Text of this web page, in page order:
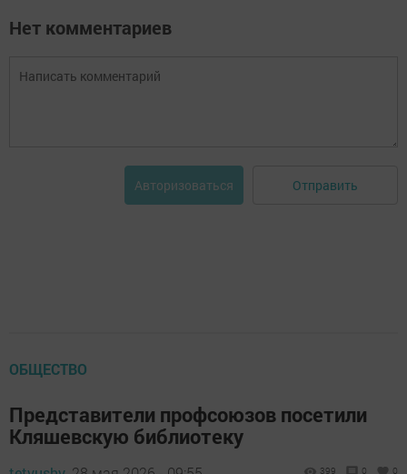
Нет комментариев
Авторизоваться Отправить
ОБЩЕСТВО
Представители профсоюзов посетили
Кляшевскую библиотеку
399 0 0